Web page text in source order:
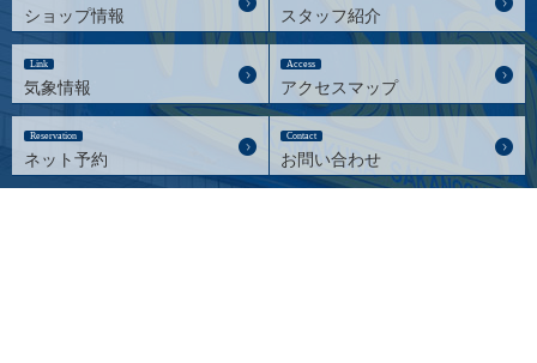
ショップ情報 スタッフ紹介
Link
気象情報
Access
アクセスマップ
Reservation
ネット予約
Contact
お問い合わせ